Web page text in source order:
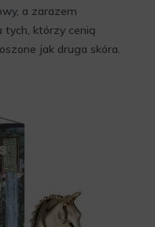
a zarazem
tych, którzy cenią
jak druga skóra.